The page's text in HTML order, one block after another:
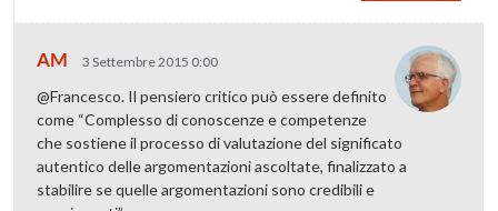
AM 3 Settembre 2015 0:00
@Francesco. Il pensiero critico può essere definito
come “Complesso di conoscenze e competenze
che sostiene il processo di valutazione del significato
autentico delle argomentazioni ascoltate, finalizzato a
stabilire se quelle argomentazioni sono credibili e